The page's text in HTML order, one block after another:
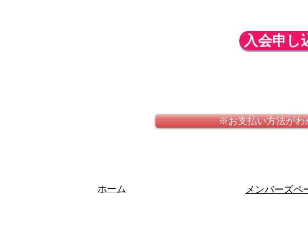
入会申し
※お支払い方法がわ
​ホーム メンバーズペ